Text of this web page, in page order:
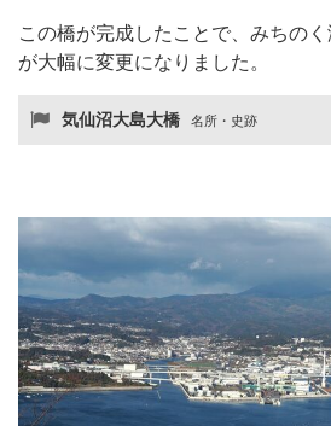
この橋が完成したことで、みちの
が大幅に変更になりました。
気仙沼大島大橋 名所・史跡